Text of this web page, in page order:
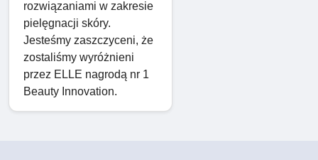
rozwiązaniami w zakresie
pielęgnacji skóry.
Jesteśmy zaszczyceni, że
zostaliśmy wyróżnieni
przez ELLE nagrodą nr 1
Beauty Innovation.